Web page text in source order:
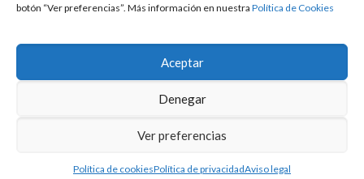
botón “Ver preferencias”. Más información en nuestra Política de Cookies
Aceptar
Denegar
Ver preferencias
Política de cookiesPolítica de privacidadAviso legal
©Mundo Podológico, S.L. 2017 |Aviso legal|Política de
Política de cookies
devolución